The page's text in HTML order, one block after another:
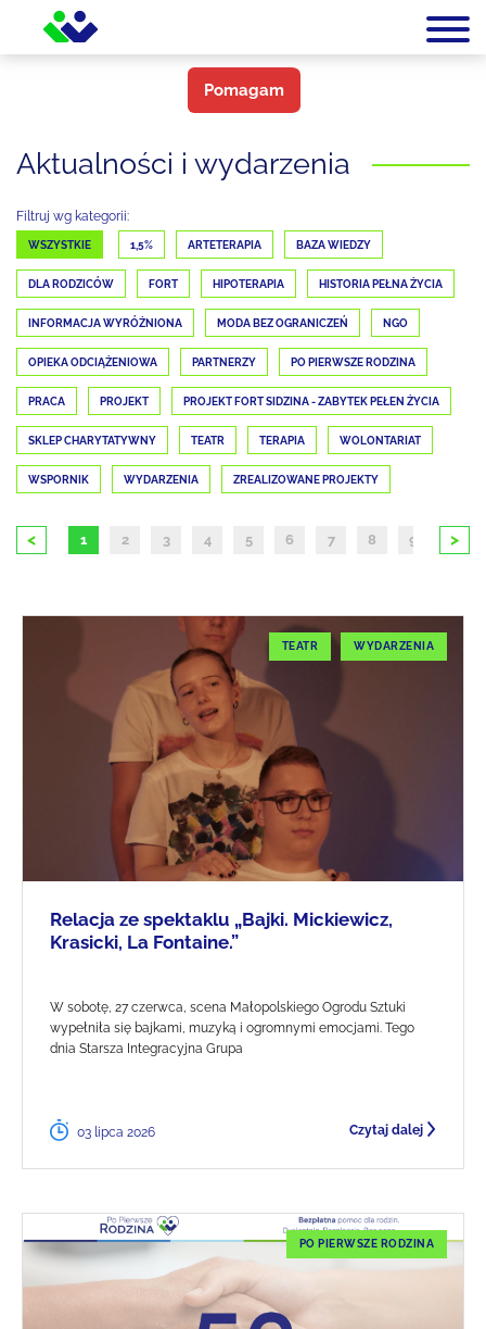
Pomagam
Aktualności i wydarzenia
Filtruj wg kategorii:
WSZYSTKIE 1,5% ARTETERAPIA BAZA WIEDZY
DLA RODZICÓW FORT HIPOTERAPIA HISTORIA PEŁNA ŻYCIA
INFORMACJA WYRÓŻNIONA MODA BEZ OGRANICZEŃ NGO
OPIEKA ODCIĄŻENIOWA PARTNERZY PO PIERWSZE RODZINA
PRACA PROJEKT PROJEKT FORT SIDZINA - ZABYTEK PEŁEN ŻYCIA
SKLEP CHARYTATYWNY TEATR TERAPIA WOLONTARIAT
WSPORNIK WYDARZENIA ZREALIZOWANE PROJEKTY
< 1 2 3 4 5 6 7 8 9 10
>
TEATR WYDARZENIA
Relacja ze spektaklu „Bajki. Mickiewicz,
Krasicki, La Fontaine.”
W sobotę, 27 czerwca, scena Małopolskiego Ogrodu Sztuki
wypełniła się bajkami, muzyką i ogromnymi emocjami. Tego
dnia Starsza Integracyjna Grupa
03 lipca 2026 Czytaj dalej
PO PIERWSZE RODZINA